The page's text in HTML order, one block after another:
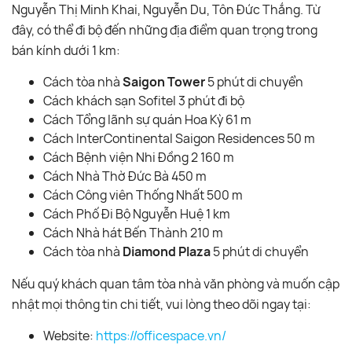
Nguyễn Thị Minh Khai, Nguyễn Du, Tôn Đức Thắng. Từ
đây, có thể đi bộ đến những địa điểm quan trọng trong
bán kính dưới 1 km:
Cách tòa nhàSaigon Tower5 phút di chuyển
Cách khách sạn Sofitel 3 phút đi bộ
Cách Tổng lãnh sự quán Hoa Kỳ 61 m
Cách InterContinental Saigon Residences 50 m
Cách Bệnh viện Nhi Đồng 2 160 m
Cách Nhà Thờ Đức Bà 450 m
Cách Công viên Thống Nhất 500 m
Cách Phố Đi Bộ Nguyễn Huệ 1 km
Cách Nhà hát Bến Thành 210 m
Cách tòa nhà Diamond Plaza5 phút di chuyển
Nếu quý khách quan tâm tòa nhà văn phòng và muốn cập
nhật mọi thông tin chi tiết, vui lòng theo dõi ngay tại:
Website: https://officespace.vn/